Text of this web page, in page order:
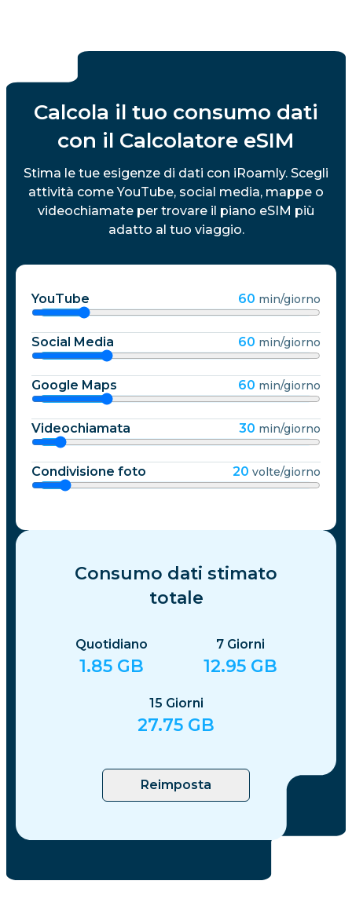
Calcola il tuo consumo dati
con il Calcolatore eSIM
Stima le tue esigenze di dati con iRoamly. Scegli
attività come YouTube, social media, mappe o
videochiamate per trovare il piano eSIM più
adatto al tuo viaggio.
YouTube 60 min/giorno
Social Media 60 min/giorno
Google Maps 60 min/giorno
Videochiamata 30 min/giorno
Condivisione foto 20 volte/giorno
Consumo dati stimato
totale
Quotidiano
1.85 GB
7 Giorni
12.95 GB
15 Giorni
27.75 GB
Reimposta